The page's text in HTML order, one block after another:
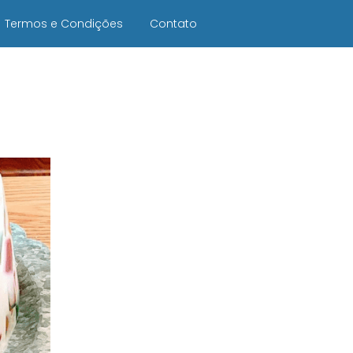
Termos e Condições Contato